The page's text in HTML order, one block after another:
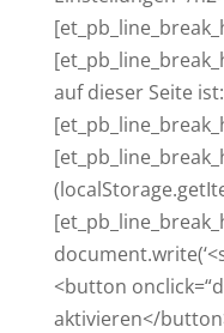
auf dieser Seite
<button
aktivieren</